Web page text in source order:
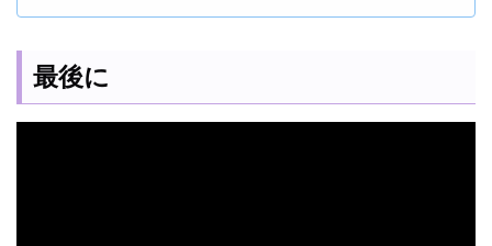
最後に